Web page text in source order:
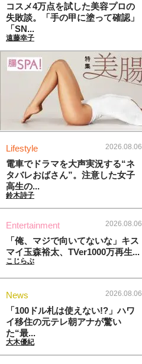
コスメ4万点を試した美容プロの
失敗談。「手の甲に塗って確認」
「SN...
遠藤幸子
Lifestyle 2026.08.06
電車でドラマを大声実況する“ネ
タバレおばさん”。注意した女子
高生の...
鈴木詩子
Entertainment 2026.08.06
「俺、マジで向いてないな」キス
マイ玉森裕太、TVer1000万再生...
こじらぶ
News 2026.08.06
「100ドル札は使えない!?」ハワ
イ移住の元テレ朝アナが驚い
た“最...
大木優紀